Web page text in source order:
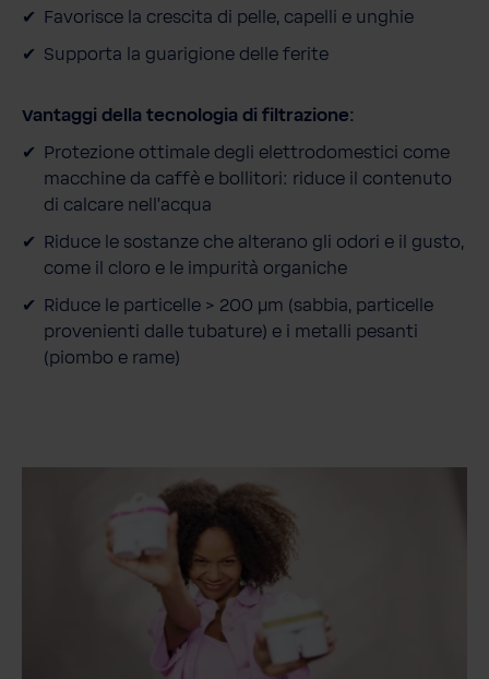
Favorisce la crescita di pelle, capelli e unghie
Supporta la guarigione delle ferite
Vantaggi della tecnologia di filtrazione:
Protezione ottimale degli elettrodomestici come
macchine da caffè e bollitori: riduce il contenuto
di calcare nell'acqua
Riduce le sostanze che alterano gli odori e il gusto,
come il cloro e le impurità organiche
Riduce le particelle > 200 μm (sabbia, particelle
provenienti dalle tubature) e i metalli pesanti
(piombo e rame)